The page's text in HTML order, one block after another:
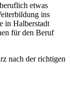
etwas
ins
in Halberstadt
für den Beruf
nach der richtigen